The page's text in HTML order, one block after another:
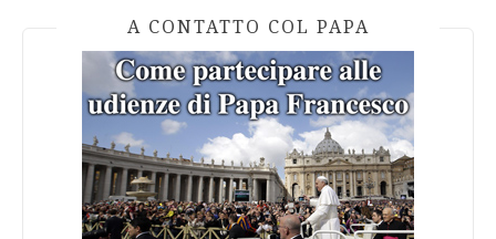
A CONTATTO COL PAPA